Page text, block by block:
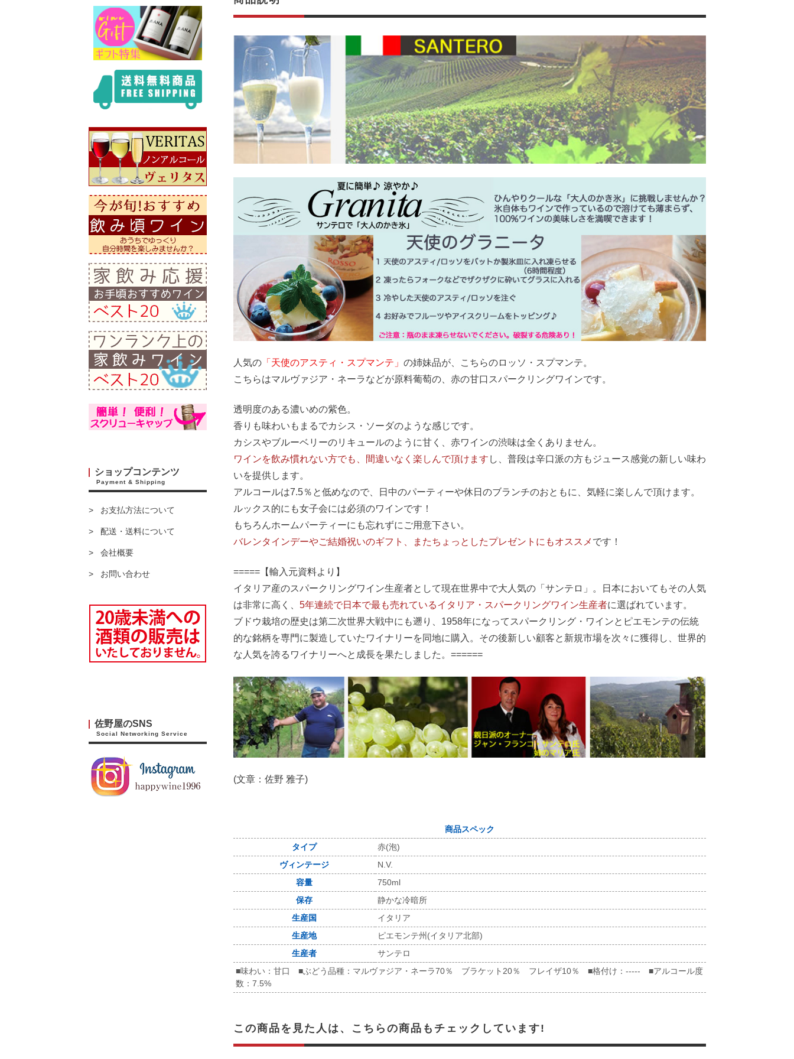
ショップコンテンツ
Payment & Shipping
お支払方法について
配送・送料について
会社概要
お問い合わせ
佐野屋のSNS
Social Networking Service
人気の「天使のアスティ・スプマンテ」 の姉妹品が、こちらのロッソ・スプマンテ。
こちらはマルヴァジア・ネーラなどが原料葡萄の、赤の甘口スパークリングワインです。
透明度のある濃いめの紫色。
香りも味わいもまるでカシス・ソーダのような感じです。
カシスやブルーベリーのリキュールのように甘く、赤ワインの渋味は全くありません。
ワインを飲み慣れない方でも、間違いなく楽しんで頂けます し、普段は辛口派の方もジュース感覚の新しい味わ
いを提供します。
アルコールは7.5％と低めなので、日中のパーティーや休日のブランチのおともに、気軽に楽しんで頂けます。
ルックス的にも女子会には必須のワインです！
もちろんホームパーティーにも忘れずにご用意下さい。
バレンタインデーやご結婚祝いのギフト、またちょっとしたプレゼントにもオススメ です！
=====【輸入元資料より】
イタリア産のスパークリングワイン生産者として現在世界中で大人気の「サンテロ」。日本においてもその人気
は非常に高く、 5年連続で日本で最も売れているイタリア・スパークリングワイン生産者に選ばれています。
ブドウ栽培の歴史は第二次世界大戦中にも遡り、1958年になってスパークリング・ワインとピエモンテの伝統
的な銘柄を専門に製造していたワイナリーを同地に購入。その後新しい顧客と新規市場を次々に獲得し、世界的
な人気を誇るワイナリーへと成長を果たしました。======
(文章：佐野 雅子)
商品スペック
タイプ
赤(泡)
ヴィンテージ
N.V.
容量
750ml
保存
静かな冷暗所
生産国
イタリア
生産地
ピエモンテ州(イタリア北部)
生産者
サンテロ
■味わい：甘口 ■ぶどう品種：マルヴァジア・ネーラ70％ ブラケット20％ フレイザ10％ ■格付け：----- ■アルコール度
数：7.5%
この商品を見た人は、こちらの商品もチェックしています!